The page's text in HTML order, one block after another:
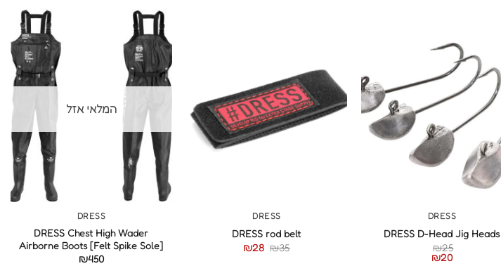
DRESS
DRESS D-Head Jig Heads
₪25
₪20
DRESS
DRESS rod belt
₪35
₪28
המלאי אזל
DRESS
DRESS Chest High Wader
Airborne Boots [Felt Spike Sole]
₪450